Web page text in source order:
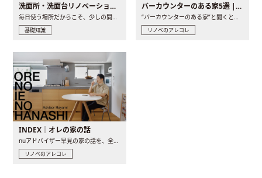
洗面所・洗面台リノベーションの事例と間取りアイデア
基礎知識
バーカウンターのある家5選 | 日常に馴染む“距離の近い”キッチンとは
リノベのアレコレ
INDEX｜オレの家の話
nuアドバイザー早見の家の話を、全4話でお届け。リノベーションを..
リノベのアレコレ